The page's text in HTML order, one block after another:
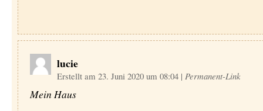
lucie
Erstellt am 23. Juni 2020 um 08:04 | Permanent-Link
Mein Haus